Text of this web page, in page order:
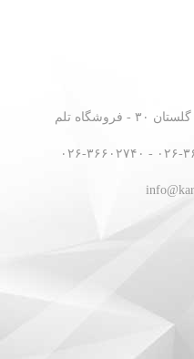
کرج - جاده فردیس - نبش گلستان ۳۰ - فروشگاه تلم